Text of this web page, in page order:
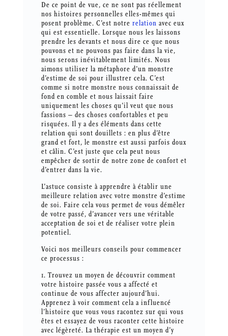
De ce point de vue, ce ne sont pas réellement
nos histoires personnelles elles-mêmes qui
posent problème. C’est notre relation avec eux
qui est essentielle. Lorsque nous les laissons
prendre les devants et nous dire ce que nous
pouvons et ne pouvons pas faire dans la vie,
nous serons inévitablement limités. Nous
aimons utiliser la métaphore d’un monstre
d’estime de soi pour illustrer cela. C’est
comme si notre monstre nous connaissait de
fond en comble et nous laissait faire
uniquement les choses qu’il veut que nous
fassions – des choses confortables et peu
risquées. Il y a des éléments dans cette
relation qui sont douillets : en plus d’être
grand et fort, le monstre est aussi parfois doux
et câlin. C’est juste que cela peut nous
empêcher de sortir de notre zone de confort et
d’entrer dans la vie.
L’astuce consiste à apprendre à établir une
meilleure relation avec votre monstre d’estime
de soi. Faire cela vous permet de vous démêler
de votre passé, d’avancer vers une véritable
acceptation de soi et de réaliser votre plein
potentiel.
Voici nos meilleurs conseils pour commencer
ce processus :
1. Trouvez un moyen de découvrir comment
votre histoire passée vous a affecté et
continue de vous affecter aujourd’hui.
Apprenez à voir comment cela a influencé
l’histoire que vous vous racontez sur qui vous
êtes et essayez de vous raconter cette histoire
avec légèreté. La thérapie est un moyen d’y